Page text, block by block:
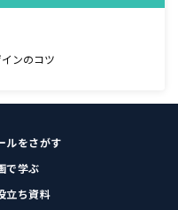
ンのコツ
ルをさがす
で学ぶ
立ち資料